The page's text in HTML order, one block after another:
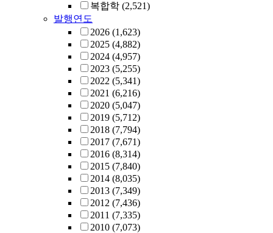
복합학 (2,521)
발행연도
2026 (1,623)
2025 (4,882)
2024 (4,957)
2023 (5,255)
2022 (5,341)
2021 (6,216)
2020 (5,047)
2019 (5,712)
2018 (7,794)
2017 (7,671)
2016 (8,314)
2015 (7,840)
2014 (8,035)
2013 (7,349)
2012 (7,436)
2011 (7,335)
2010 (7,073)